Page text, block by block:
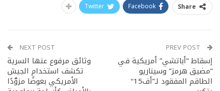
Share
Facebook
Twitter
إسقاط “أباتشي” أمريكية في
“مضيق هرمز” وسيناريو
الطاقم المفقود لـ”أف15″
NEXT POST
وثائق مرفوع عنها السرية
تكشف استخدام الجيش
الأمريكي بعوضًا مزوَّدًا